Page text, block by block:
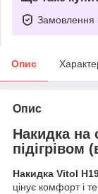
Замовлення
Опис
Опис
Накидка на
підігрівом
Накидка Vitol
цінує комфорт і